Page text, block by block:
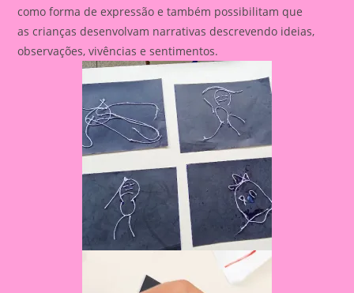
como forma de expressão e também possibilitam que
as crianças desenvolvam narrativas descrevendo ideias,
observações, vivências e sentimentos.